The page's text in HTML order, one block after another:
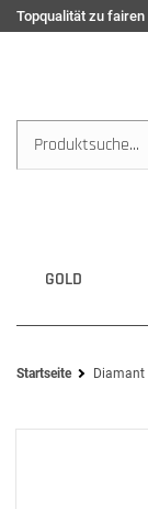
Topqualität zu fairen
GOLD
Startseite Diamant